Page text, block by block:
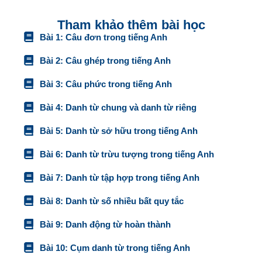
Tham khảo thêm bài học
Bài 1: Câu đơn trong tiếng Anh
Bài 2: Câu ghép trong tiếng Anh
Bài 3: Câu phức trong tiếng Anh
Bài 4: Danh từ chung và danh từ riêng
Bài 5: Danh từ sở hữu trong tiếng Anh
Bài 6: Danh từ trừu tượng trong tiếng Anh
Bài 7: Danh từ tập hợp trong tiếng Anh
Bài 8: Danh từ số nhiều bất quy tắc
Bài 9: Danh động từ hoàn thành
Bài 10: Cụm danh từ trong tiếng Anh